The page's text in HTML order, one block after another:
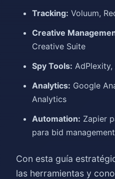
Tracking: Voluum,
Creative
Creative Suite
Spy Tools:
Analytics: Google
Analytics
Automation: Zapier
para bid management
Con esta guía
las herramientas y